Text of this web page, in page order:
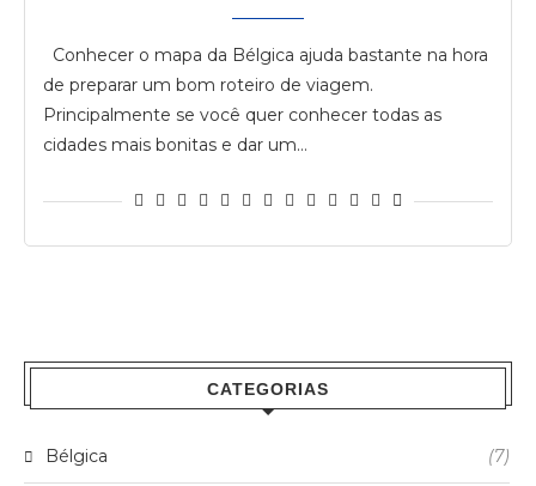
Conhecer o mapa da Bélgica ajuda bastante na hora
de preparar um bom roteiro de viagem.
Principalmente se você quer conhecer todas as
cidades mais bonitas e dar um…
CATEGORIAS
Bélgica (7)